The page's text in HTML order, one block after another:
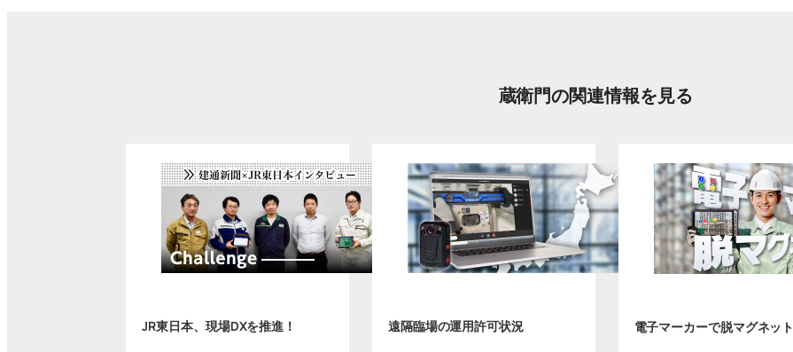
蔵衛門の関連情報を見る
JR東日本、現場DXを推進！ 遠隔臨場の運用許可状況 電子マーカーで脱マグネット